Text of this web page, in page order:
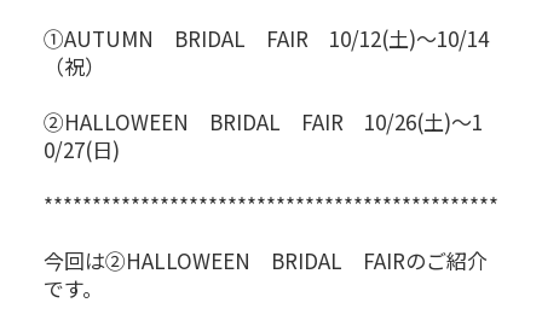
①AUTUMN BRIDAL FAIR 10/12(土)～10/14
（祝）
②HALLOWEEN BRIDAL FAIR 10/26(土)～1
0/27(日)
***********************************************
今回は②HALLOWEEN BRIDAL FAIRのご紹介
です。